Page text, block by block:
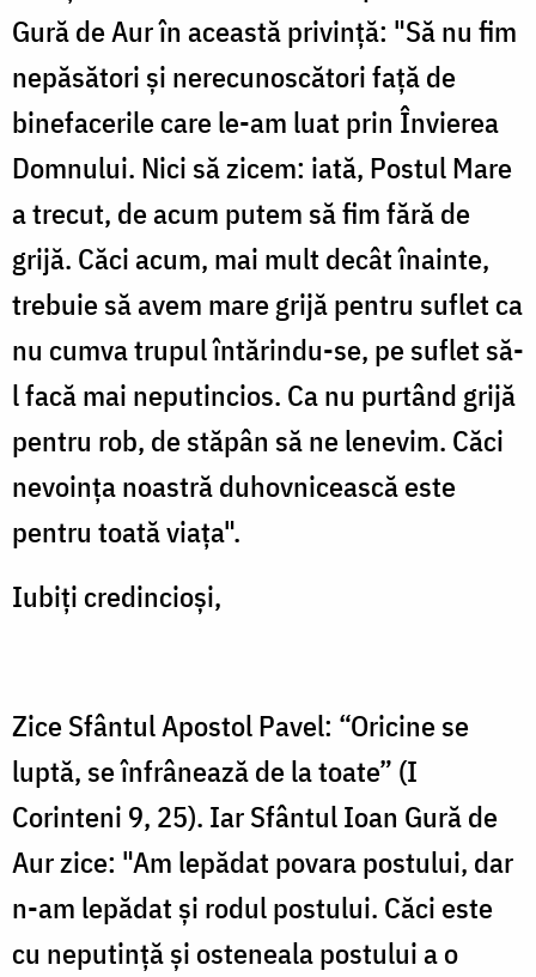
Gură de Aur în această privință: "Să nu fim
nepăsători și nerecunoscători față de
binefacerile care le-am luat prin Învierea
Domnului. Nici să zicem: iată, Postul Mare
a trecut, de acum putem să fim fără de
grijă. Căci acum, mai mult decât înainte,
trebuie să avem mare grijă pentru suflet ca
nu cumva trupul întărindu-se, pe suflet să-
l facă mai neputincios. Ca nu purtând grijă
pentru rob, de stăpân să ne lenevim. Căci
nevoința noastră duhovnicească este
pentru toată viața".
Iubiți credincioși,
Zice Sfântul Apostol Pavel: “Oricine se
luptă, se înfrânează de la toate” (I
Corinteni 9, 25). Iar Sfântul Ioan Gură de
Aur zice: "Am lepădat povara postului, dar
n-am lepădat și rodul postului. Căci este
cu neputință și osteneala postului a o